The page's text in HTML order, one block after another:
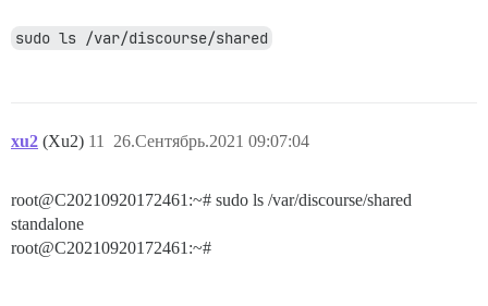
sudo ls /var/discourse/shared
xu2 (Xu2) 26.Сентябрь.2021 09:07:04
11
root@C20210920172461:~# sudo ls /var/discourse/shared
standalone
root@C20210920172461:~#